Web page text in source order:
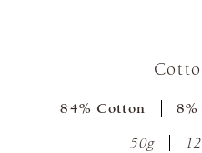
84% Cotton
50g